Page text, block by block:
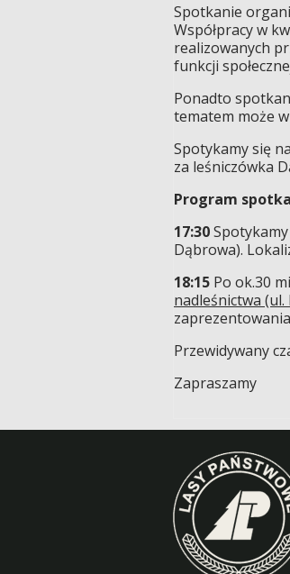
Spotkanie
Współpracy w
realizowanych
funkcji
Ponadto
tematem może
Spotykamy się
za leśniczówka
Program
17:30
Dąbrowa).
18:15 Po ok.30
nadleśnictwa
Przewidywany
Zapraszamy